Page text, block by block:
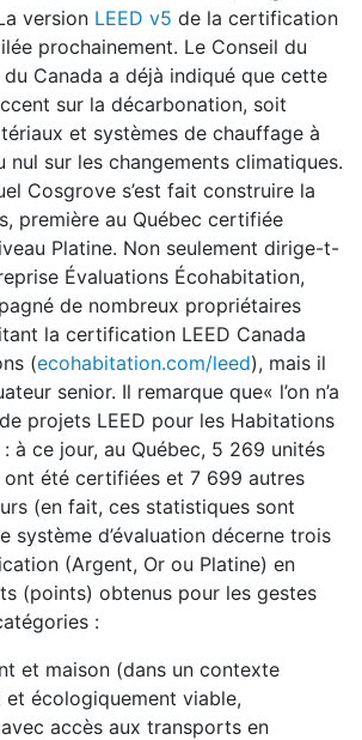
version LEED v5 de la certification
prochainement. Le Conseil du
Canada a déjà indiqué que cette
sur la décarbonation, soit
et systèmes de chauffage à
nul sur les changements climatiques.
Cosgrove s’est fait construire la
première au Québec certifiée
Platine. Non seulement dirige-t-
Évaluations Écohabitation,
de nombreux propriétaires
la certification LEED Canada
(ecohabitation.com/leed), mais il
senior. Il remarque que« l’on n’a
projets LEED pour les Habitations
: à ce jour, au Québec, 5 269 unités
été certifiées et 7 699 autres
(en fait, ces statistiques sont
système d’évaluation décerne trois
(Argent, Or ou Platine) en
(points) obtenus pour les gestes
:
et maison (dans un contexte
et écologiquement viable,
accès aux transports en